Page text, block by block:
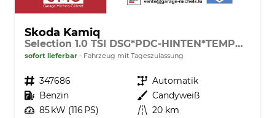
Skoda Kamiq
Selection 1.0 TSI DSG*PDC-HINTEN*TEMPOMAT*SMARTLINK*SHZ*LED*KLIMAAUTOMATIK*
sofort lieferbar Fahrzeug mit Tageszulassung
Fahrzeugnr. 347686 Getriebe Automatik
Kraftstoff Benzin Außenfarbe Candyweiß
Leistung 85 kW (116 PS) Kilometerstand 20 km